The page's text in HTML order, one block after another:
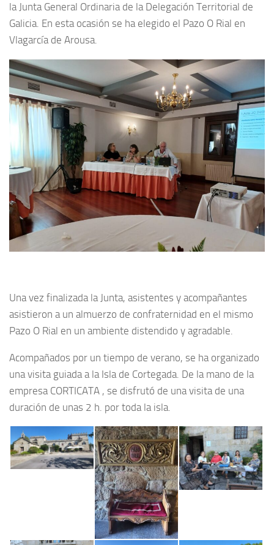
la Junta General Ordinaria de la Delegación Territorial de
Galicia. En esta ocasión se ha elegido el Pazo O Rial en
Vlagarcía de Arousa.
Una vez finalizada la Junta, asistentes y acompañantes
asistieron a un almuerzo de confraternidad en el mismo
Pazo O Rial en un ambiente distendido y agradable.
Acompañados por un tiempo de verano, se ha organizado
una visita guiada a la Isla de Cortegada. De la mano de la
empresa CORTICATA , se disfrutó de una visita de una
duración de unas 2 h. por toda la isla.